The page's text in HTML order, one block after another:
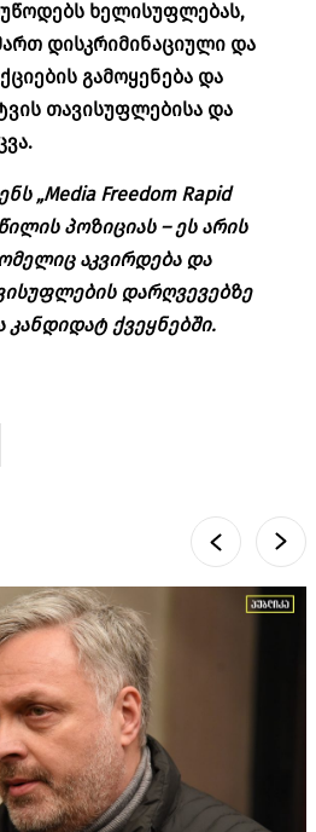
ხელისუფლებას,
დისკრიმინაციული და
გამოყენება და
თავისუფლებისა და
„Media Freedom Rapid
პოზიციას – ეს არის
აკვირდება და
დარღვევებზე
კანდიდატ ქვეყნებში.